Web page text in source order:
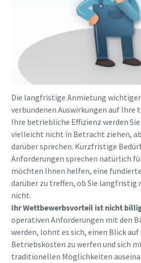
Die langfristige Anmietung
verbundenen Auswirkungen auf Ihre
Ihre betriebliche Effizienz werden
vielleicht nicht in Betracht ziehen,
darüber sprechen. Kurzfristige
Anforderungen sprechen natürlich
möchten Ihnen helfen, eine
darüber zu treffen, ob Sie
nicht.
Ihr Wettbewerbsvorteil ist nicht
operativen Anforderungen mit den
werden, lohnt es sich, einen Blick auf
Betriebskosten zu werfen und sich
traditionellen Möglichkeiten